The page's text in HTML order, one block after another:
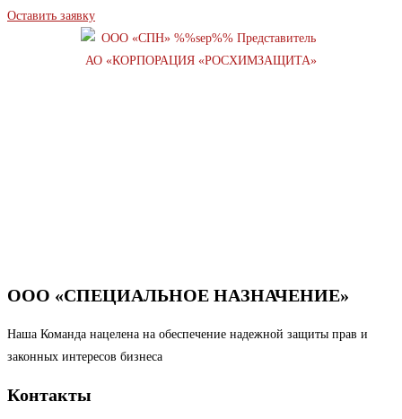
Оставить заявку
ООО «СПЕЦИАЛЬНОЕ НАЗНАЧЕНИЕ»
Наша Команда нацелена на обеспечение надежной защиты прав и
законных интересов бизнеса
Контакты